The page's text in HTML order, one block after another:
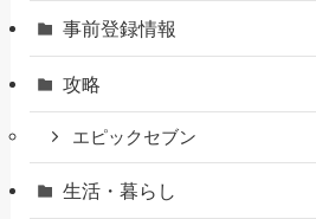
事前登録情報
攻略
エピックセブン
生活・暮らし